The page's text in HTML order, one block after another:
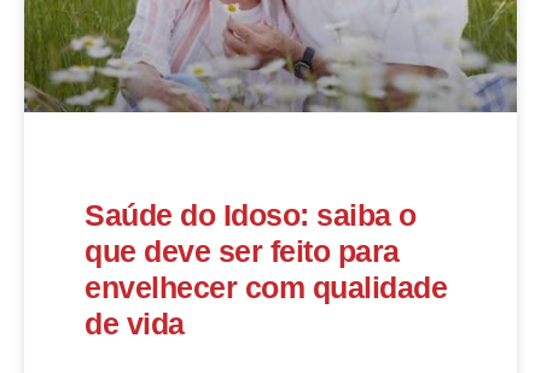
Saúde do Idoso: saiba o
que deve ser feito para
envelhecer com qualidade
de vida